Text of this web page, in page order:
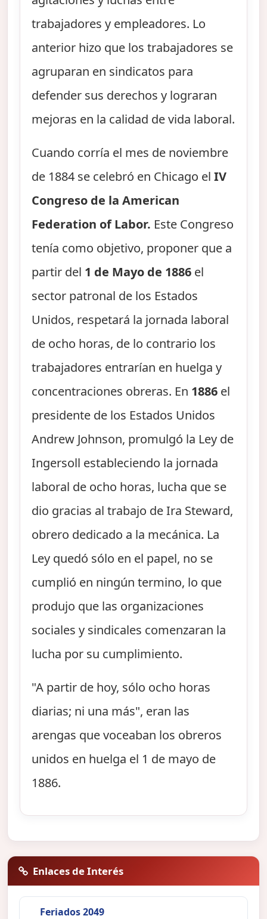
trabajadores y empleadores. Lo
anterior hizo que los trabajadores se
agruparan en sindicatos para
defender sus derechos y lograran
mejoras en la calidad de vida laboral.
Cuando corría el mes de noviembre
de 1884 se celebró en Chicago elIV
Congreso de la American
Federation of Labor. Este Congreso
tenía como objetivo, proponer que a
partir del 1 de Mayo de 1886 el
sector patronal de los Estados
Unidos, respetará la jornada laboral
de ocho horas, de lo contrario los
trabajadores entrarían en huelga y
concentraciones obreras. En 1886 el
presidente de los Estados Unidos
Andrew Johnson, promulgó la Ley de
Ingersoll estableciendo la jornada
laboral de ocho horas, lucha que se
dio gracias al trabajo de Ira Steward,
obrero dedicado a la mecánica. La
Ley quedó sólo en el papel, no se
cumplió en ningún termino, lo que
produjo que las organizaciones
sociales y sindicales comenzaran la
lucha por su cumplimiento.
"A partir de hoy, sólo ocho horas
diarias; ni una más", eran las
arengas que voceaban los obreros
unidos en huelga el 1 de mayo de
1886.
Enlaces de Interés
Feriados 2049